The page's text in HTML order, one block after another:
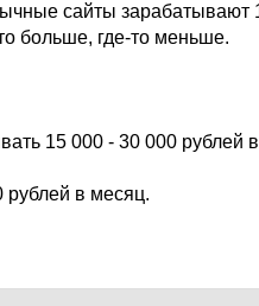
сайты зарабатывают
больше, где-то меньше.
15 000 - 30 000 рублей
рублей в месяц.